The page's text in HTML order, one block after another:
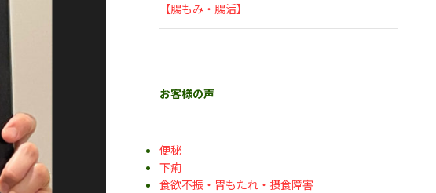
【腸もみ・腸活】
お客様の声
便秘
下痢
食欲不振・胃もたれ・摂食障害